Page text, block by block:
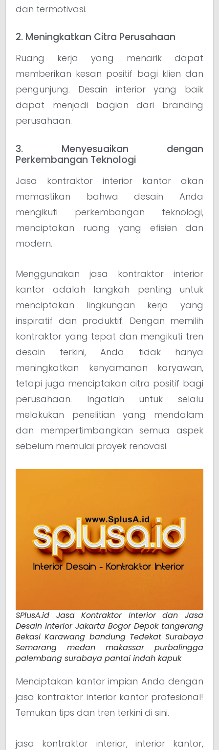
dan termotivasi.
2. Meningkatkan Citra Perusahaan
Ruang kerja yang menarik dapat
memberikan kesan positif bagi klien dan
pengunjung. Desain interior yang baik
dapat menjadi bagian dari branding
perusahaan.
3. Menyesuaikan dengan
Perkembangan Teknologi
Jasa kontraktor interior kantor akan
memastikan bahwa desain Anda
mengikuti perkembangan teknologi,
menciptakan ruang yang efisien dan
modern.
Menggunakan jasa kontraktor interior
kantor adalah langkah penting untuk
menciptakan lingkungan kerja yang
inspiratif dan produktif. Dengan memilih
kontraktor yang tepat dan mengikuti tren
desain terkini, Anda tidak hanya
meningkatkan kenyamanan karyawan,
tetapi juga menciptakan citra positif bagi
perusahaan. Ingatlah untuk selalu
melakukan penelitian yang mendalam
dan mempertimbangkan semua aspek
sebelum memulai proyek renovasi.
SPlusA.id Jasa Kontraktor Interior dan Jasa
Desain Interior Jakarta Bogor Depok tangerang
Bekasi Karawang bandung Tedekat Surabaya
Semarang medan makassar purbalingga
palembang surabaya pantai indah kapuk
Menciptakan kantor impian Anda dengan
jasa kontraktor interior kantor profesional!
Temukan tips dan tren terkini di sini.
jasa kontraktor interior, interior kantor,